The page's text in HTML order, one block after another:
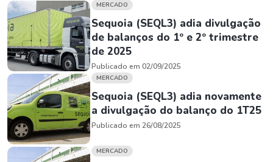
MERCADO
Sequoia (SEQL3) adia divulgação
de balanços do 1º e 2º trimestre
de 2025
Publicado em 02/09/2025
MERCADO
Sequoia (SEQL3) adia novamente
a divulgação do balanço do 1T25
Publicado em 26/08/2025
MERCADO